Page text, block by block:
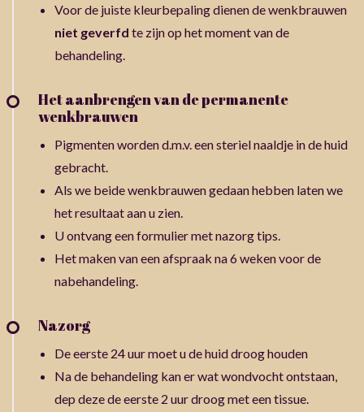
Voor de juiste kleurbepaling dienen de wenkbrauwen
niet geverfd te zijn op het moment van de
behandeling.
Het aanbrengen van de permanente
wenkbrauwen
Pigmenten worden d.m.v. een steriel naaldje in de huid
gebracht.
Als we beide wenkbrauwen gedaan hebben laten we
het resultaat aan u zien.
U ontvang een formulier met nazorg tips.
Het maken van een afspraak na 6 weken voor de
nabehandeling.
Nazorg
De eerste 24 uur moet u de huid droog houden
Na de behandeling kan er wat wondvocht ontstaan,
dep deze de eerste 2 uur droog met een tissue.